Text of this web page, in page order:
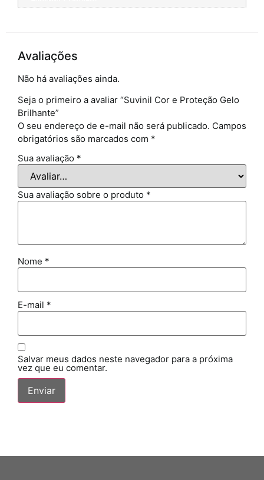
Avaliações
Não há avaliações ainda.
Seja o primeiro a avaliar “Suvinil Cor e Proteção Gelo
Brilhante”
O seu endereço de e-mail não será publicado. Campos
obrigatórios são marcados com *
Sua avaliação *
Sua avaliação sobre o produto *
Nome *
E-mail *
Salvar meus dados neste navegador para a próxima
vez que eu comentar.